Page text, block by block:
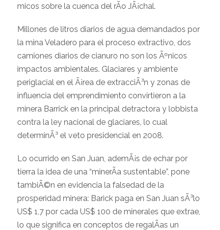
micos sobre la cuenca del rÃ­o JÃ¡chal.
Millones de litros diarios de agua demandados por
la mina Veladero para el proceso extractivo, dos
camiones diarios de cianuro no son los Ãºnicos
impactos ambientales. Glaciares y ambiente
periglacial en el Ã¡rea de extracciÃ³n y zonas de
influencia del emprendimiento convirtieron a la
minera Barrick en la principal detractora y lobbista
contra la ley nacional de glaciares, lo cual
determinÃ³ el veto presidencial en 2008.
Lo ocurrido en San Juan, ademÃ¡s de echar por
tierra la idea de una “minerÃ­a sustentable”, pone
tambiÃ©n en evidencia la falsedad de la
prosperidad minera: Barick paga en San Juan sÃ³lo
US$ 1,7 por cada US$ 100 de minerales que extrae,
lo que significa en conceptos de regalÃ­as un